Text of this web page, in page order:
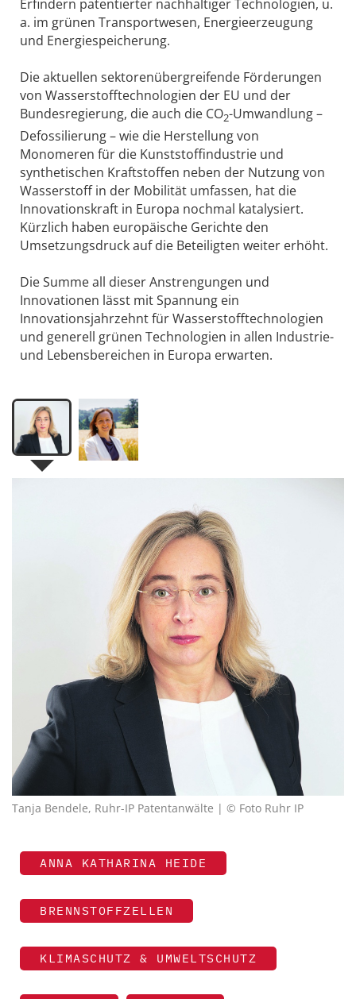
Erfindern patentierter nachhaltiger Technologien, u.
a. im grünen Transportwesen, Energieerzeugung
und Energiespeicherung.
Die aktuellen sektorenübergreifende Förderungen
von Wasserstofftechnologien der EU und der
Bundesregierung, die auch die CO2-Umwandlung –
Defossilierung – wie die Herstellung von
Monomeren für die Kunststoffindustrie und
synthetischen Kraftstoffen neben der Nutzung von
Wasserstoff in der Mobilität umfassen, hat die
Innovationskraft in Europa nochmal katalysiert.
Kürzlich haben europäische Gerichte den
Umsetzungsdruck auf die Beteiligten weiter erhöht.
Die Summe all dieser Anstrengungen und
Innovationen lässt mit Spannung ein
Innovationsjahrzehnt für Wasserstofftechnologien
und generell grünen Technologien in allen Industrie-
und Lebensbereichen in Europa erwarten.
Tanja Bendele, Ruhr-IP Patentanwälte | © Foto Ruhr IP
ANNA KATHARINA HEIDE
BRENNSTOFFZELLEN
KLIMASCHUTZ & UMWELTSCHUTZ